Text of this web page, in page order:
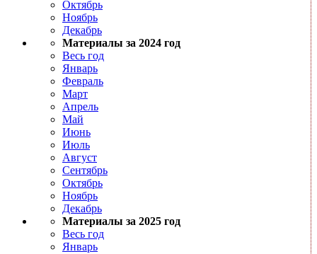
Октябрь
Ноябрь
Декабрь
Материалы за 2024 год
Весь год
Январь
Февраль
Март
Апрель
Май
Июнь
Июль
Август
Сентябрь
Октябрь
Ноябрь
Декабрь
Материалы за 2025 год
Весь год
Январь